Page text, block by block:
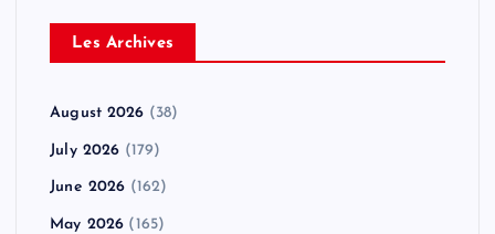
Les Archives
August 2026 (38)
July 2026 (179)
June 2026 (162)
May 2026 (165)